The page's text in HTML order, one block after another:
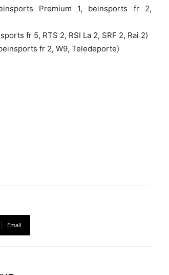
Premium 1, beinsports fr 2,
fr 5, RTS 2, RSI La 2, SRF 2, Rai 2)
fr 2, W9, Teledeporte)
Email